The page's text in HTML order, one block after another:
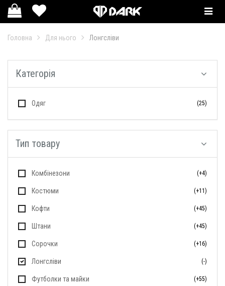
Головна Для нього Лонгсліви
Категорія
Одяг (25)
Тип товару
Комбінезони (+4)
Костюми (+11)
Кофти (+45)
Штани (+45)
Сорочки (+16)
Лонгсліви (-)
Футболки та майки (+55)